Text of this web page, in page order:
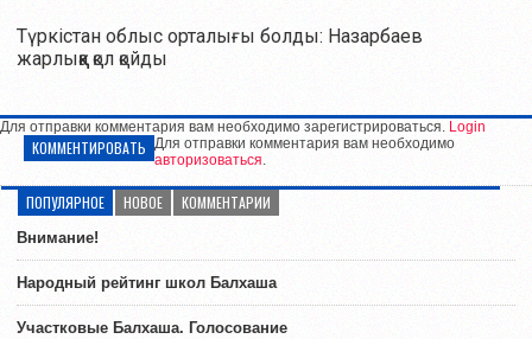
Түркістан облыс орталығы болды: Назарбаев
жарлыққа қол қойды
Для отправки комментария вам необходимо зарегистрироваться. Login
КОММЕНТИРОВАТЬ Для отправки комментария вам необходимо
авторизоваться.
ПОПУЛЯРНОЕ НОВОЕ КОММЕНТАРИИ
Внимание!
Народный рейтинг школ Балхаша
Участковые Балхаша. Голосование